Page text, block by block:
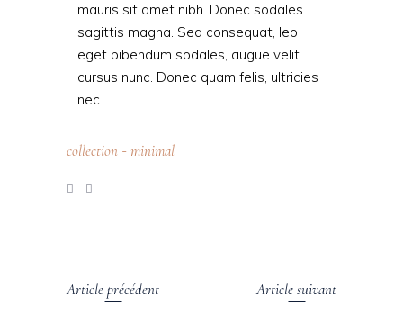
mauris sit amet nibh. Donec sodales
sagittis magna. Sed consequat, leo
eget bibendum sodales, augue velit
cursus nunc. Donec quam felis, ultricies
nec.
collection - minimal
Article précédent Article suivant